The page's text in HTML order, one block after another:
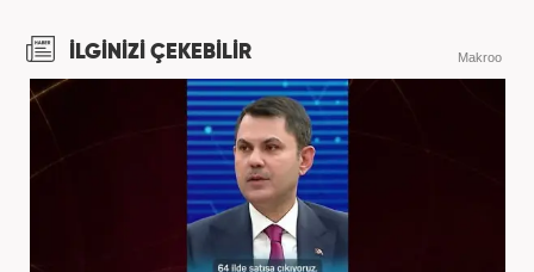
İLGİNİZİ ÇEKEBİLİR Makroo